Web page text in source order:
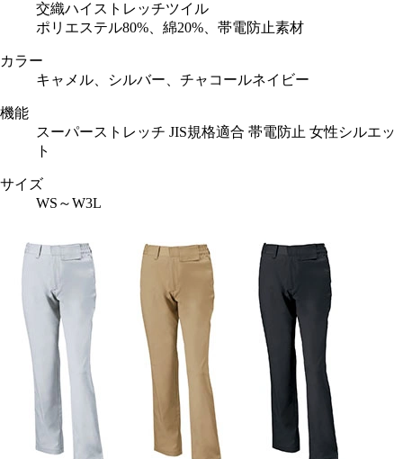
交織ハイストレッチツイル
ポリエステル80%、綿20%、帯電防止素材
カラー
キャメル、シルバー、チャコールネイビー
機能
スーパーストレッチ JIS規格適合 帯電防止 女性シルエッ
ト
サイズ
WS～W3L